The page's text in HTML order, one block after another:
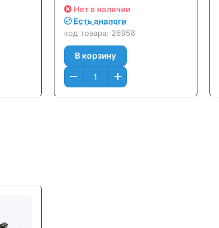
Color M351/ M476/ CP2025,
Canon LBP7200, MF8330/
8350 (2400стр.) Черный
(Black)
Нет в наличии
Есть аналоги
код товара: 26958
В корзину